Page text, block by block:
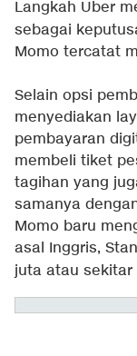
Langkah Uber
sebagai
Momo tercatat
Selain opsi
menyediakan
pembayaran
membeli tiket
tagihan yang
samanya
Momo baru
asal Inggris,
juta atau sekitar